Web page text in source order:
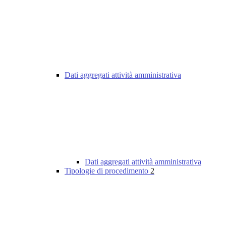
Dati aggregati attività amministrativa
Dati aggregati attività amministrativa
Tipologie di procedimento 2